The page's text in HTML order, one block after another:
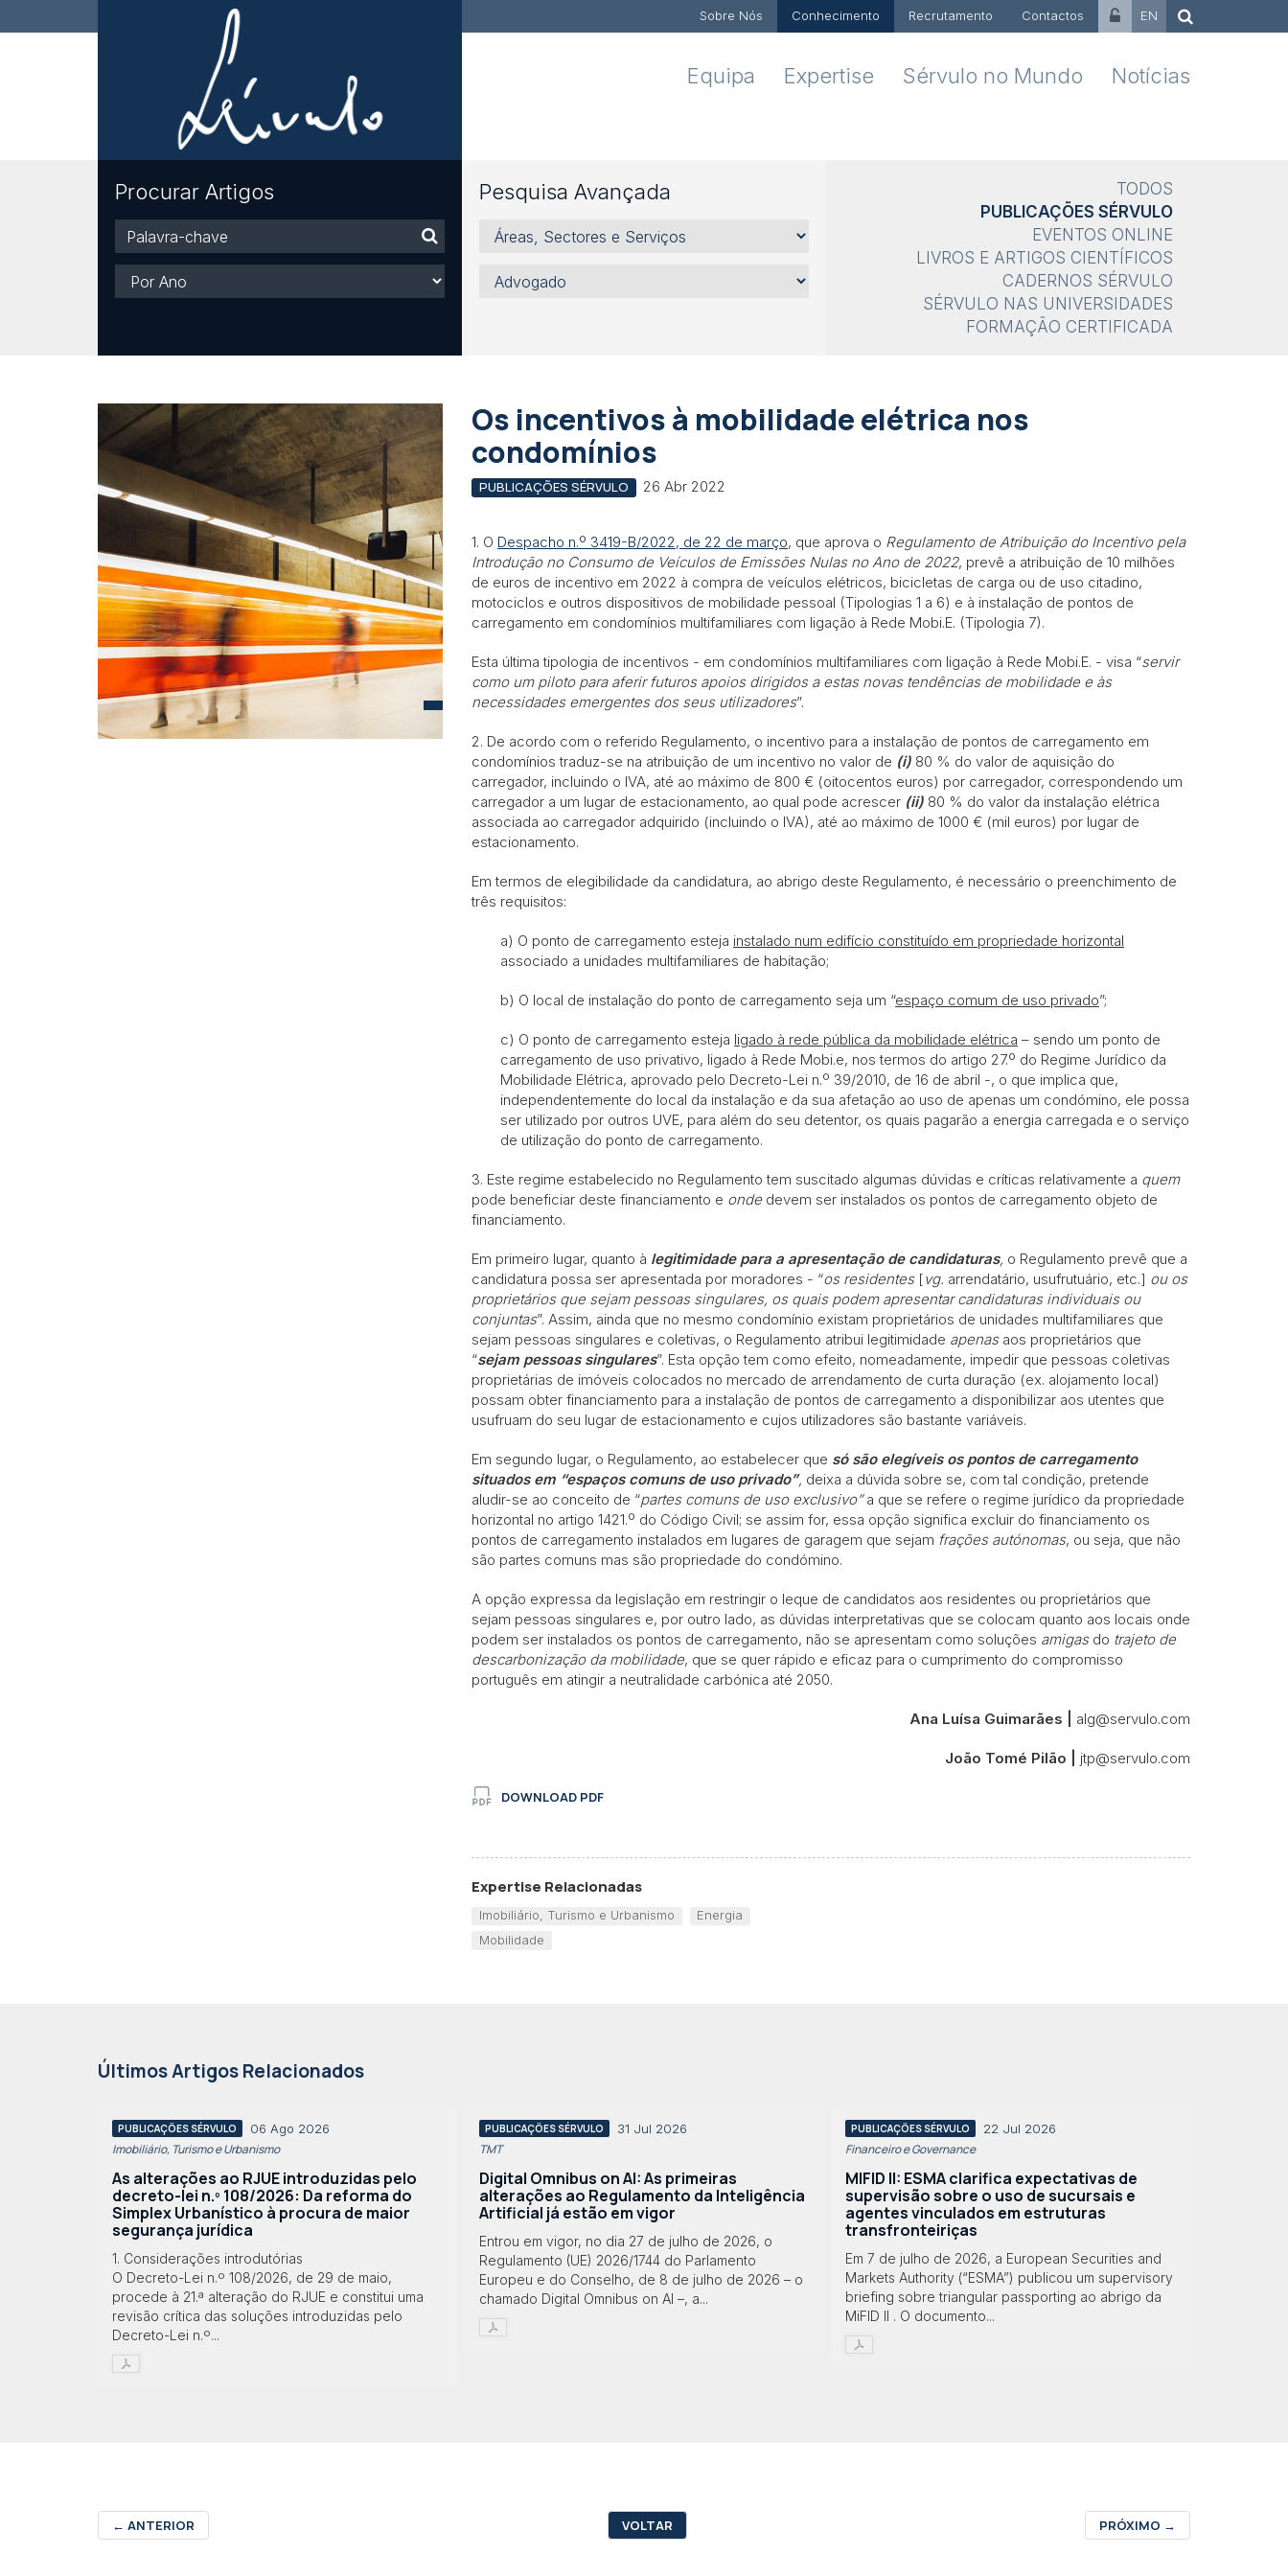
Sobre Nós Conhecimento Recrutamento Contactos EN
Equipa Expertise Sérvulo no Mundo Notícias
Procurar Artigos
Palavra-
chave
Ano
Pesquisa Avançada
Áreas,
Sectores
Serviços
Advogado
TODOS
PUBLICAÇÕES SÉRVULO
EVENTOS ONLINE
LIVROS E ARTIGOS CIENTÍFICOS
CADERNOS SÉRVULO
SÉRVULO NAS UNIVERSIDADES
FORMAÇÃO CERTIFICADA
Os incentivos à mobilidade elétrica nos
condomínios
PUBLICAÇÕES SÉRVULO 26 Abr 2022
1. O Despacho n.º 3419-B/2022, de 22 de março, que aprova o Regulamento de Atribuição do Incentivo pela
Introdução no Consumo de Veículos de Emissões Nulas no Ano de 2022, prevê a atribuição de 10 milhões
de euros de incentivo em 2022 à compra de veículos elétricos, bicicletas de carga ou de uso citadino,
motociclos e outros dispositivos de mobilidade pessoal (Tipologias 1 a 6) e à instalação de pontos de
carregamento em condomínios multifamiliares com ligação à Rede Mobi.E. (Tipologia 7).
Esta última tipologia de incentivos - em condomínios multifamiliares com ligação à Rede Mobi.E. - visa “servir
como um piloto para aferir futuros apoios dirigidos a estas novas tendências de mobilidade e às
necessidades emergentes dos seus utilizadores”.
2. De acordo com o referido Regulamento, o incentivo para a instalação de pontos de carregamento em
condomínios traduz-se na atribuição de um incentivo no valor de (i) 80 % do valor de aquisição do
carregador, incluindo o IVA, até ao máximo de 800 € (oitocentos euros) por carregador, correspondendo um
carregador a um lugar de estacionamento, ao qual pode acrescer (ii) 80 % do valor da instalação elétrica
associada ao carregador adquirido (incluindo o IVA), até ao máximo de 1000 € (mil euros) por lugar de
estacionamento.
Em termos de elegibilidade da candidatura, ao abrigo deste Regulamento, é necessário o preenchimento de
três requisitos:
a) O ponto de carregamento esteja instalado num edifício constituído em propriedade horizontal
associado a unidades multifamiliares de habitação;
b) O local de instalação do ponto de carregamento seja um “espaço comum de uso privado”;
c) O ponto de carregamento esteja ligado à rede pública da mobilidade elétrica – sendo um ponto de
carregamento de uso privativo, ligado à Rede Mobi.e, nos termos do artigo 27.º do Regime Jurídico da
Mobilidade Elétrica, aprovado pelo Decreto-Lei n.º 39/2010, de 16 de abril -, o que implica que,
independentemente do local da instalação e da sua afetação ao uso de apenas um condómino, ele possa
ser utilizado por outros UVE, para além do seu detentor, os quais pagarão a energia carregada e o serviço
de utilização do ponto de carregamento.
3. Este regime estabelecido no Regulamento tem suscitado algumas dúvidas e críticas relativamente a quem
pode beneficiar deste financiamento e ondedevem ser instalados os pontos de carregamento objeto de
financiamento.
Em primeiro lugar, quanto à legitimidade para a apresentação de candidaturas, o Regulamento prevê que a
candidatura possa ser apresentada por moradores - “os residentes[vg. arrendatário, usufrutuário, etc.] ou os
proprietários que sejam pessoas singulares, os quais podem apresentar candidaturas individuais ou
conjuntas”. Assim, ainda que no mesmo condomínio existam proprietários de unidades multifamiliares que
sejam pessoas singulares e coletivas, o Regulamento atribui legitimidade apenasaos proprietários que
“sejam pessoas singulares”. Esta opção tem como efeito, nomeadamente, impedir que pessoas coletivas
proprietárias de imóveis colocados no mercado de arrendamento de curta duração (ex. alojamento local)
possam obter financiamento para a instalação de pontos de carregamento a disponibilizar aos utentes que
usufruam do seu lugar de estacionamento e cujos utilizadores são bastante variáveis.
Em segundo lugar, o Regulamento, ao estabelecer que só são elegíveis os pontos de carregamento
situados em “espaços comuns de uso privado”, deixa a dúvida sobre se, com tal condição, pretende
aludir-se ao conceito de “partes comuns de uso exclusivo”a que se refere o regime jurídico da propriedade
horizontal no artigo 1421.º do Código Civil; se assim for, essa opção significa excluir do financiamento os
pontos de carregamento instalados em lugares de garagem que sejam frações autónomas, ou seja, que não
são partes comuns mas são propriedade do condómino.
A opção expressa da legislação em restringir o leque de candidatos aos residentes ou proprietários que
sejam pessoas singulares e, por outro lado, as dúvidas interpretativas que se colocam quanto aos locais onde
podem ser instalados os pontos de carregamento, não se apresentam como soluções amigasdo trajeto de
descarbonização da mobilidade, que se quer rápido e eficaz para o cumprimento do compromisso
português em atingir a neutralidade carbónica até 2050.
Ana Luísa Guimarães | alg@servulo.com
João Tomé Pilão | jtp@servulo.com
DOWNLOAD PDF
Expertise Relacionadas
Imobiliário, Turismo e Urbanismo
Energia
Mobilidade
Últimos Artigos Relacionados
PUBLICAÇÕES SÉRVULO 06 Ago 2026
Imobiliário, Turismo e Urbanismo
As alterações ao RJUE introduzidas pelo
decreto-lei n.º 108/2026: Da reforma do
Simplex Urbanístico à procura de maior
segurança jurídica
1. Considerações introdutórias
O Decreto-Lei n.º 108/2026, de 29 de maio,
procede à 21.ª alteração do RJUE e constitui uma
revisão crítica das soluções introduzidas pelo
Decreto-Lei n.º...
PUBLICAÇÕES SÉRVULO 31 Jul 2026
TMT
Digital Omnibus on AI: As primeiras
alterações ao Regulamento da Inteligência
Artificial já estão em vigor
Entrou em vigor, no dia 27 de julho de 2026, o
Regulamento (UE) 2026/1744 do Parlamento
Europeu e do Conselho, de 8 de julho de 2026 – o
chamado Digital Omnibus on AI –, a...
PUBLICAÇÕES SÉRVULO 22 Jul 2026
Financeiro e Governance
MIFID II: ESMA clarifica expectativas de
supervisão sobre o uso de sucursais e
agentes vinculados em estruturas
transfronteiriças
Em 7 de julho de 2026, a European Securities and
Markets Authority (“ESMA”) publicou um supervisory
briefing sobre triangular passporting ao abrigo da
MiFID II . O documento...
← ANTERIOR VOLTAR PRÓXIMO →